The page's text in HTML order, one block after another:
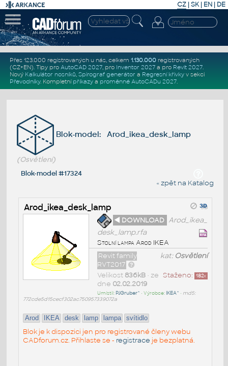
CZ | SK| EN | DE
Přes 123.000 registrovaných u nás, celkem 1.130.000registrovaných
(CZ+EN). Tipy pro AutoCAD 2027, pro Inventor 2027a pro Revit 2027.
Nový Kalkulátor nosníků, Spirograf generátor a Regresní křivkyv sekci
Převodníky. Kompletní příkazya proměnné AutoCADu 2027.
Blok-model: Arod_ikea_desk_lamp
(Osvětlení)
Blok-model #17324
« zpět na Katalog
Arod_ikea_desk_lamp
◄ DOWNLOAD Arod_ikea_
desk_lamp.rfa
Stolní lampa Arod IKEA
kat: Osvětlení
Revit family
RVT2017
Staženo: 182x
Velikost 836kB• ze
dne 02.02.2019
Umístil: PJGruber^ • Výrobce: IKEA^ • md5:
772cde5d15cecf302ac750957339072a
Arod IKEA desk lamp lampa svítidlo
Blok je k dispozici jen pro registrované členy webu
CADforum.cz. Přihlaste se - registrace je bezplatná.